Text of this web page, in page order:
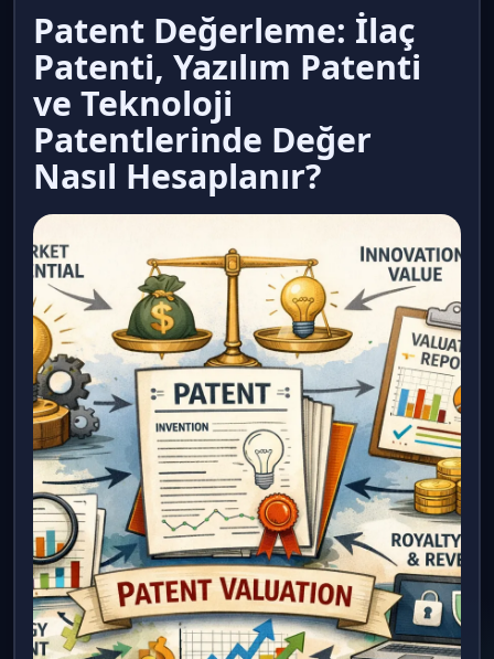
Patent Değerleme: İlaç
Patenti, Yazılım Patenti
ve Teknoloji
Patentlerinde Değer
Nasıl Hesaplanır?